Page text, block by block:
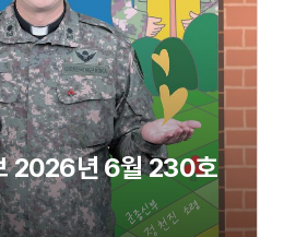
2026년 6월 230호